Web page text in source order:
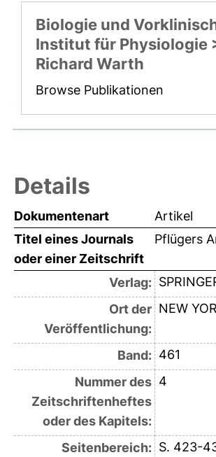
Biologie und
Institut für Physiologie
Richard Warth
Browse Publikationen
Details
Dokumentenart
Artikel
Titel eines Journals
oder einer Zeitschrift
Pflügers
Verlag:
Ort der
Veröffentlichung:
NEW
Band: 461
Nummer des
Zeitschriftenheftes
oder des Kapitels:
4
Seitenbereich: S. 423-